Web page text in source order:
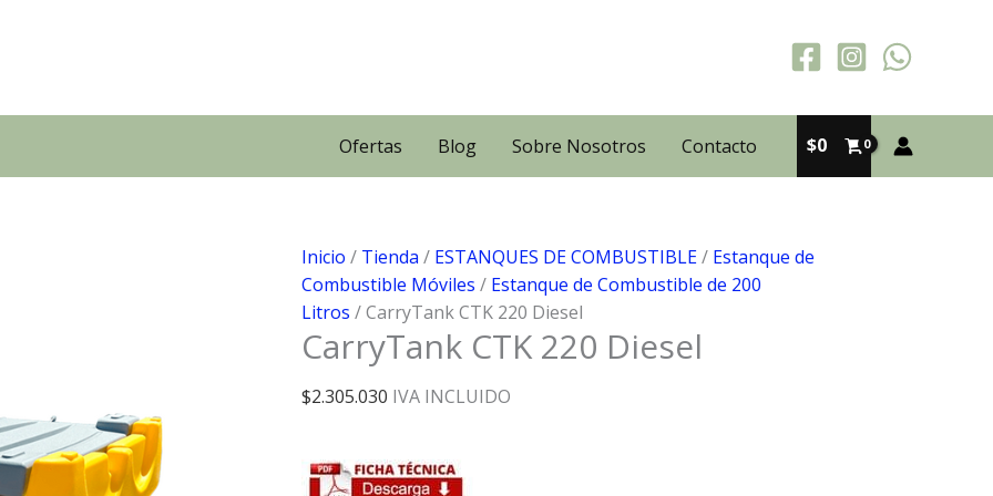
Ofertas Blog Sobre Nosotros Contacto $0
Inicio / Tienda / ESTANQUES DE COMBUSTIBLE/ Estanque de
Combustible Móviles / Estanque de Combustible de 200
Litros / CarryTank CTK 220 Diesel
CarryTank CTK 220 Diesel
$2.305.030 IVA INCLUIDO